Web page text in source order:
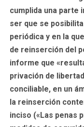
cumplida una parte
ser que se
periódica y en la
de reinserción del
informe que
privación de
conciliable, en un
la reinserción
inciso («Las penas